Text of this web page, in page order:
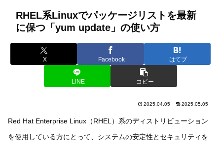
RHEL系Linuxでパッケージリストを最新
に保つ「yum update」の使い方
X Facebook はてブ
LINE コピー
2025.04.05 2025.05.05
Red Hat Enterprise Linux（RHEL）系のディストリビューション
を使用している方にとって、システムの安定性とセキュリティを